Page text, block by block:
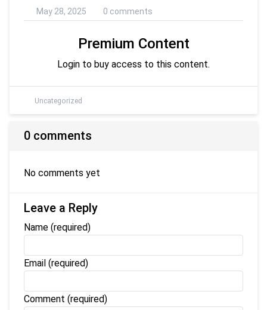
May 28, 2025 0 comments
Premium Content
Login to buy access to this content.
Uncategorized
0 comments
No comments yet
Leave a Reply
Name (required)
Email (required)
Comment (required)